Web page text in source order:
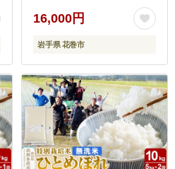
16,000円
岩手県 花巻市